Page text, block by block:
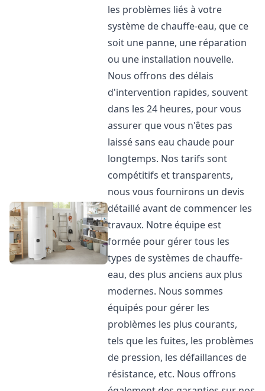
les problèmes liés à votre
système de chauffe-eau, que ce
soit une panne, une réparation
ou une installation nouvelle.
Nous offrons des délais
d'intervention rapides, souvent
dans les 24 heures, pour vous
assurer que vous n'êtes pas
laissé sans eau chaude pour
longtemps. Nos tarifs sont
compétitifs et transparents,
nous vous fournirons un devis
détaillé avant de commencer les
travaux. Notre équipe est
formée pour gérer tous les
types de systèmes de chauffe-
eau, des plus anciens aux plus
modernes. Nous sommes
équipés pour gérer les
problèmes les plus courants,
tels que les fuites, les problèmes
de pression, les défaillances de
résistance, etc. Nous offrons